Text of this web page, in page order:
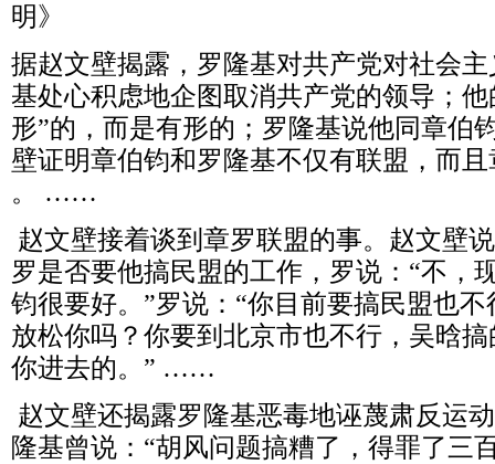
明》
据赵文壁揭露，罗隆基对共产党对社会
基处心积虑地企图取消共产党的领导；
形”的，而是有形的；罗隆基说他同章伯
壁证明章伯钧和罗隆基不仅有联盟，而
。 ……
赵文壁接着谈到章罗联盟的事。赵文壁
罗是否要他搞民盟的工作，罗说：“不，
钧很要好。”罗说：“你目前要搞民盟也
放松你吗？你要到北京市也不行，吴晗
你进去的。” ……
赵文壁还揭露罗隆基恶毒地诬蔑肃反运
隆基曾说：“胡风问题搞糟了，得罪了三